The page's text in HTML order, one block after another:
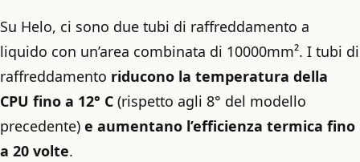
Su Helo, ci sono due tubi di raffreddamento a
liquido con un’area combinata di 10000mm². I tubi di
raffreddamento riducono la temperatura della
CPU fino a 12° C (rispetto agli 8° del modello
precedente) e aumentano l’efficienza termica fino
a 20 volte.